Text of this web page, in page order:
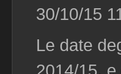
30/10/15
Le date